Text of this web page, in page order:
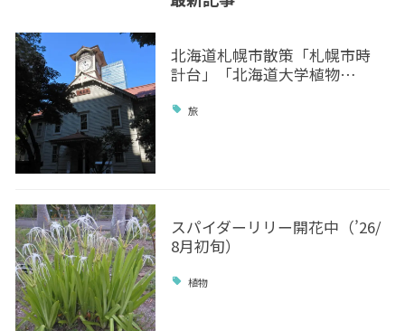
北海道札幌市散策「札幌市時
計台」「北海道大学植物…
旅
スパイダーリリー開花中（’26/
8月初旬）
植物